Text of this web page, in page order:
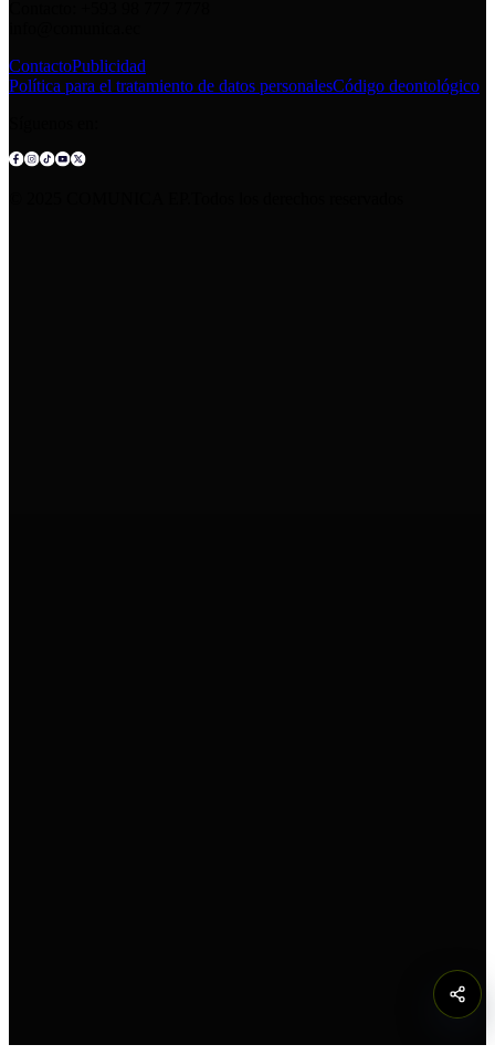
ContactoPublicidad
Política para el tratamiento de datos personalesCódigo deontológico